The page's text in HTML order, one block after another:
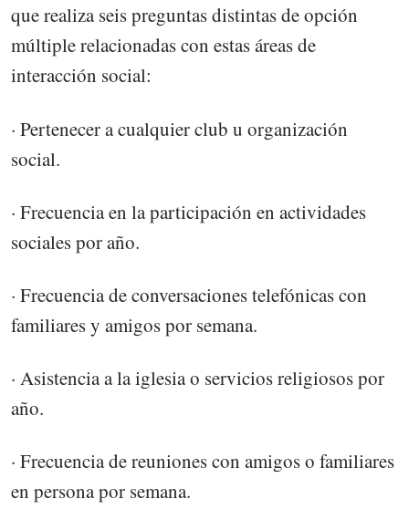
que realiza seis preguntas distintas de opción
múltiple relacionadas con estas áreas de
interacción social:
· Pertenecer a cualquier club u organización
social.
· Frecuencia en la participación en actividades
sociales por año.
· Frecuencia de conversaciones telefónicas con
familiares y amigos por semana.
· Asistencia a la iglesia o servicios religiosos por
año.
· Frecuencia de reuniones con amigos o familiares
en persona por semana.